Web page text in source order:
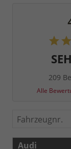
209
Alle
Fahrzeugnr.
Audi